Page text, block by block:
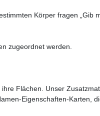
Körper fragen „Gib
zugeordnet werden.
Flächen. Unser
Eigenschaften-Karten,